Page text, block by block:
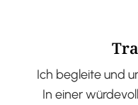
Ich begleite und
In einer